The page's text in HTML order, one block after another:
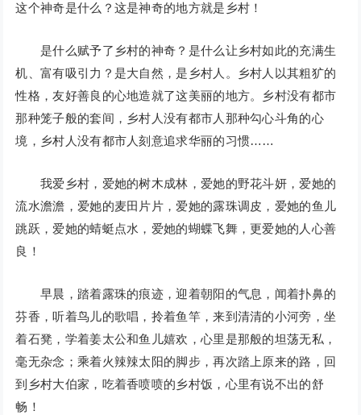
这个神奇是什么？这是神奇的地方就是乡村！
是什么赋予了乡村的神奇？是什么让乡村如此的充满生
机、富有吸引力？是大自然，是乡村人。乡村人以其粗犷的
性格，友好善良的心地造就了这美丽的地方。乡村没有都市
那种笼子般的套间，乡村人没有都市人那种勾心斗角的心
境，乡村人没有都市人刻意追求华丽的习惯……
我爱乡村，爱她的树木成林，爱她的野花斗妍，爱她的
流水澹澹，爱她的麦田片片，爱她的露珠调皮，爱她的鱼儿
跳跃，爱她的蜻蜓点水，爱她的蝴蝶飞舞，更爱她的人心善
良！
早晨，踏着露珠的痕迹，迎着朝阳的气息，闻着扑鼻的
芬香，听着鸟儿的歌唱，拎着鱼竿，来到清清的小河旁，坐
着石凳，学着姜太公和鱼儿嬉欢，心里是那般的坦荡无私，
毫无杂念；乘着火辣辣太阳的脚步，再次踏上原来的路，回
到乡村大伯家，吃着香喷喷的乡村饭，心里有说不出的舒
畅！